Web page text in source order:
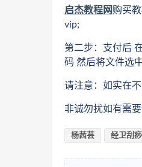
启杰教程网购买
vip;
第二步：支付后
码 然后将文件选
请注意：如实在
非诚勿扰如有需
杨茜芸 经卫刮